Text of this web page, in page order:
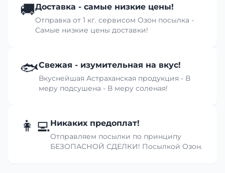
🚚Доставка - самые низкие цены!
Отправка от 1 кг. сервисом Озон посылка -
Самые низкие цены доставки!
🐟Свежая - изумительная на вкус!
Вкуснейшая Астраханская продукция - В
меру подсушена - В меру соленая!
👩‍💻Никаких предоплат!
Отправляем посылки по принципу
БЕЗОПАСНОЙ СДЕЛКИ! Посылкой Озон.